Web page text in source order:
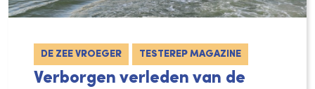
DE ZEE VROEGER TESTEREP MAGAZINE
Verborgen verleden van de